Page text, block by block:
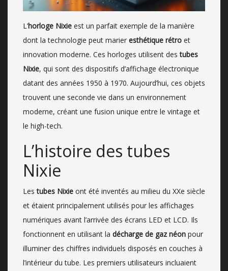
L’horloge Nixie est un parfait exemple de la manière
dont la technologie peut marier esthétique rétro et
innovation moderne. Ces horloges utilisent destubes
Nixie, qui sont des dispositifs d’affichage électronique
datant des années 1950 à 1970. Aujourd’hui, ces objets
trouvent une seconde vie dans un environnement
moderne, créant une fusion unique entre le vintage et
le high-tech.
L’histoire des tubes
Nixie
Lestubes Nixie ont été inventés au milieu du XXe siècle
et étaient principalement utilisés pour les affichages
numériques avant l’arrivée des écrans LED et LCD. Ils
fonctionnent en utilisant la décharge de gaz néon pour
illuminer des chiffres individuels disposés en couches à
l’intérieur du tube. Les premiers utilisateurs incluaient